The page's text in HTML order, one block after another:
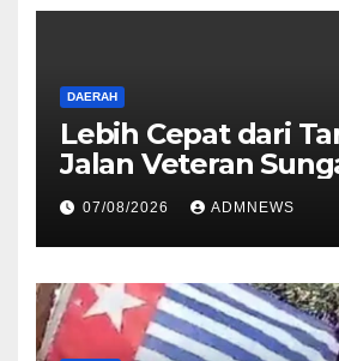
DAERAH
Lebih Cepat dari
Jalan Veteran
Dibuka
07/08/2026 ADMNEWS